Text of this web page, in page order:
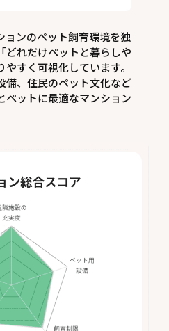
ョンのペット飼育環境を独
どれだけペットと暮らしや
すく可視化しています。
備、住民のペット文化など
ペットに最適なマンション